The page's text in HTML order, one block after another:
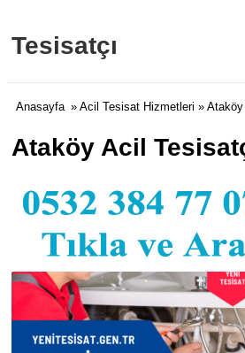
Tesisatçı
Anasayfa » Acil Tesisat Hizmetleri » Ataköy
Ataköy Acil